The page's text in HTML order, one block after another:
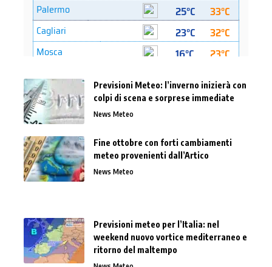
Previsioni Meteo: l’inverno inizierà con
colpi di scena e sorprese immediate
News Meteo
Fine ottobre con forti cambiamenti
meteo provenienti dall’Artico
News Meteo
Previsioni meteo per l’Italia: nel
weekend nuovo vortice mediterraneo e
ritorno del maltempo